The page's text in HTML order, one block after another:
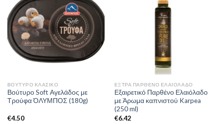
ΒΟΎΤΥΡΟ ΚΛΑΣΙΚΌ
Βούτυρο Soft Αγελάδος με
Τρούφα ΌΛΥΜΠΟΣ (180g)
€4.50
ΈΞΤΡΑ ΠΑΡΘΈΝΟ ΕΛΑΙΌΛΑΔΟ
Εξαιρετικό Παρθένο Ελαιόλαδο
με Άρωμα καπνιστού Karpea
(250 ml)
€6.42